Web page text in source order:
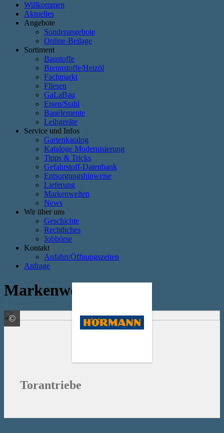
Willkommen
Aktuelles
Angebote
Sonderangebote
Online-Beilage
Sortiment
Baustoffe
Brennstoffe/Heizöl
Fachmarkt
Fliesen
GaLaBau
Eisen/Stahl
Bauelemente
Leihgeräte
Service und Infos
Gartenkatalog
Kataloge Modernisierung
Tipps & Tricks
Gefahrstoff-Datenbank
Entsorgungshinweise
Lieferung
Markenwelten
News
Wir über uns
Geschichte
Rechtliches
Jobbörse
Kontakt
Anfahrt/Öffnungszeiten
Anfrage
Markenwelten
© HÖRMANN KG Verkaufsgesellschaft
Torantriebe